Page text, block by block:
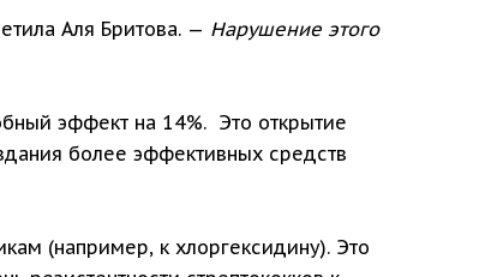
Аля Бритова. — Нарушение этого
эффект на 14%. Это открытие
более эффективных средств
(например, к хлоргексидину). Это